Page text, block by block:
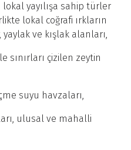
yayılışa sahip türler
lokal coğrafi ırkların
ve kışlak alanları,
sınırları çizilen zeytin
suyu havzaları,
ulusal ve mahalli